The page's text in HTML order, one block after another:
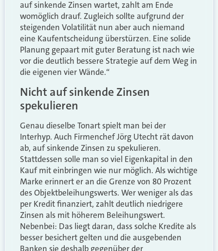
auf sinkende Zinsen wartet, zahlt am Ende
womöglich drauf. Zugleich sollte aufgrund der
steigenden Volatilität nun aber auch niemand
eine Kaufentscheidung überstürzen. Eine solide
Planung gepaart mit guter Beratung ist nach wie
vor die deutlich bessere Strategie auf dem Weg in
die eigenen vier Wände.“
Nicht auf sinkende Zinsen
spekulieren
Genau dieselbe Tonart spielt man bei der
Interhyp. Auch Firmenchef Jörg Utecht rät davon
ab, auf sinkende Zinsen zu spekulieren.
Stattdessen solle man so viel Eigenkapital in den
Kauf mit einbringen wie nur möglich. Als wichtige
Marke erinnert er an die Grenze von 80 Prozent
des Objektbeleihungswerts. Wer weniger als das
per Kredit finanziert, zahlt deutlich niedrigere
Zinsen als mit höherem Beleihungswert.
Nebenbei: Das liegt daran, dass solche Kredite als
besser besichert gelten und die ausgebenden
Banken sie deshalb gegenüber der